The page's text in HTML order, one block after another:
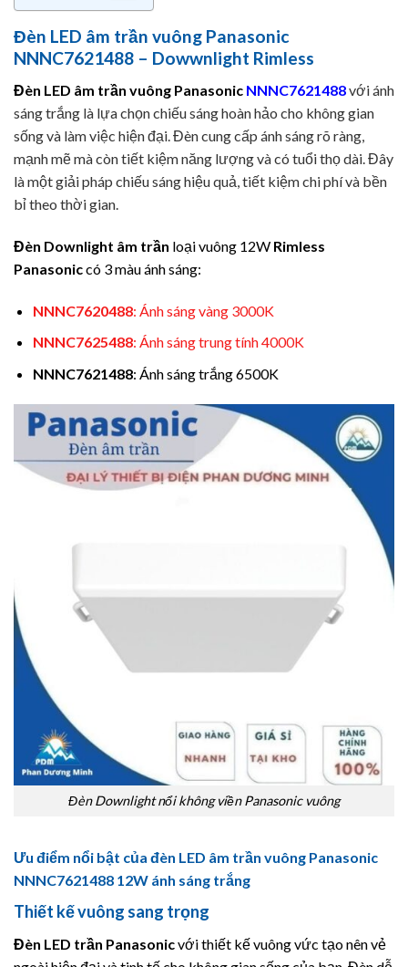
Đèn LED âm trần vuông Panasonic
NNNC7621488 – Dowwnlight Rimless
Đèn LED âm trần vuông Panasonic NNNC7621488với ánh
sáng trắng là lựa chọn chiếu sáng hoàn hảo cho không gian
sống và làm việc hiện đại. Đèn cung cấp ánh sáng rõ ràng,
mạnh mẽ mà còn tiết kiệm năng lượng và có tuổi thọ dài. Đây
là một giải pháp chiếu sáng hiệu quả, tiết kiệm chi phí và bền
bỉ theo thời gian.
Đèn Downlight âm trần loại vuông 12W Rimless
Panasoniccó 3 màu ánh sáng:
NNNC7620488: Ánh sáng vàng 3000K
NNNC7625488: Ánh sáng trung tính 4000K
NNNC7621488: Ánh sáng trắng 6500K
Đèn Downlight nổi không viền Panasonic vuông
Ưu điểm nổi bật của đèn LED âm trần vuông Panasonic
NNNC7621488 12W ánh sáng trắng
Thiết kế vuông sang trọng
Đèn LED trần Panasonicvới thiết kế vuông vức tạo nên vẻ